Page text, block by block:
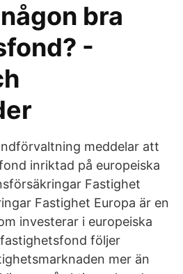
bra
-
meddelar att
inriktad på europeiska
Fastighet
Fastighet Europa är en
investerar i europeiska
följer
mer än